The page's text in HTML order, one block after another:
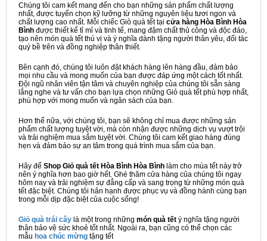
Chúng tôi cam kết mang đến cho bạn những sản phẩm chất lượng
nhất, được tuyển chọn kỹ lưỡng từ những nguyên liệu tươi ngon và
chất lượng cao nhất. Mỗi chiếc Giỏ quà tết tại cửa hàng Hòa Bình Hòa
Bình được thiết kế tỉ mỉ và tinh tế, mang đậm chất thủ công và độc đáo,
tạo nên món quà tết thú vị và ý nghĩa dành tặng người thân yêu, đối tác
quý bề trên và đồng nghiệp thân thiết.
Bên cạnh đó, chúng tôi luôn đặt khách hàng lên hàng đầu, đảm bảo
mọi nhu cầu và mong muốn của bạn được đáp ứng một cách tốt nhất.
Đội ngũ nhân viên tận tâm và chuyên nghiệp của chúng tôi sẵn sàng
lắng nghe và tư vấn cho bạn lựa chọn những Giỏ quà tết phù hợp nhất,
phù hợp với mong muốn và ngân sách của bạn.
Hơn thế nữa, với chúng tôi, bạn sẽ không chỉ mua được những sản
phẩm chất lượng tuyệt vời, mà còn nhận được những dịch vụ vượt trội
và trải nghiệm mua sắm tuyệt vời. Chúng tôi cam kết giao hàng đúng
hẹn và đảm bảo sự an tâm trong quá trình mua sắm của bạn.
Hãy để Shop Giỏ quà tết Hòa Bình Hòa Bình làm cho mùa tết này trở
nên ý nghĩa hơn bao giờ hết. Ghé thăm cửa hàng của chúng tôi ngay
hôm nay và trải nghiệm sự đẳng cấp và sang trọng từ những món quà
tết đặc biệt. Chúng tôi hân hạnh được phục vụ và đồng hành cùng bạn
trong mỗi dịp đặc biệt của cuộc sống!
Giỏ quà trái cây là một trong những món quà tết ý nghĩa tặng người
thân bảo vệ sức khoẻ tốt nhất. Ngoài ra, bạn cũng có thể chọn các
mẫu hoa chúc mừng tặng tết